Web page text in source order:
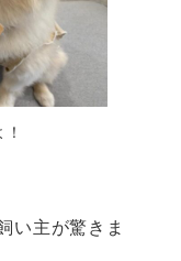
い主が驚きま